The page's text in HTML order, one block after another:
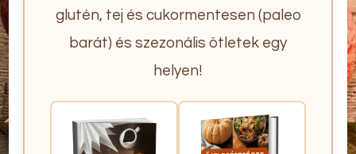
glutén, tej és cukormentesen (paleo
barát) és szezonális ötletek egy
helyen!